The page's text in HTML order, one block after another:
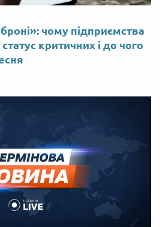
чому підприємства
критичних і до чого